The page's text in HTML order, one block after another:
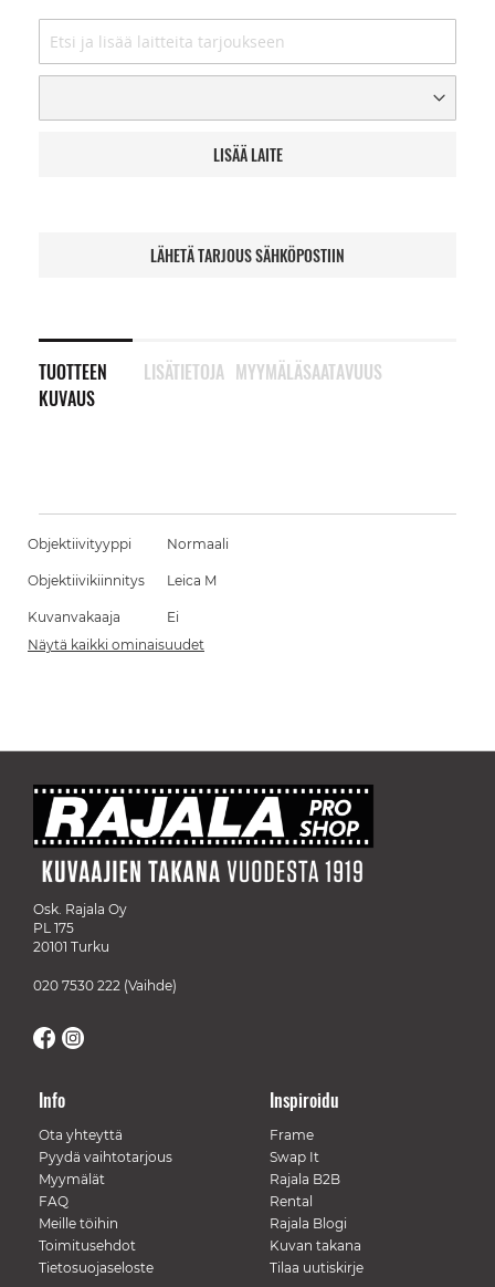
LISÄÄ LAITE
LÄHETÄ TARJOUS SÄHKÖPOSTIIN
TUOTTEEN
KUVAUS
LISÄTIETOJA MYYMÄLÄSAATAVUUS
Objektiivityyppi Normaali
Objektiivikiinnitys Leica M
Kuvanvakaaja
Ei
Näytä kaikki ominaisuudet
Osk. Rajala Oy
PL 175
20101 Turku
020 7530 222 (Vaihde)
Info
Ota yhteyttä
Pyydä vaihtotarjous
Myymälät
FAQ
Meille töihin
Toimitusehdot
Tietosuojaseloste
Inspiroidu
Frame
Swap It
Rajala B2B
Rental
Rajala Blogi
Kuvan takana
Tilaa uutiskirje